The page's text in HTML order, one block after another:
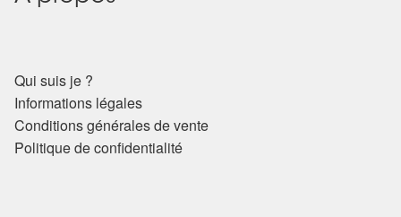
Qui suis je ?
Informations légales
Conditions générales de vente
Politique de confidentialité